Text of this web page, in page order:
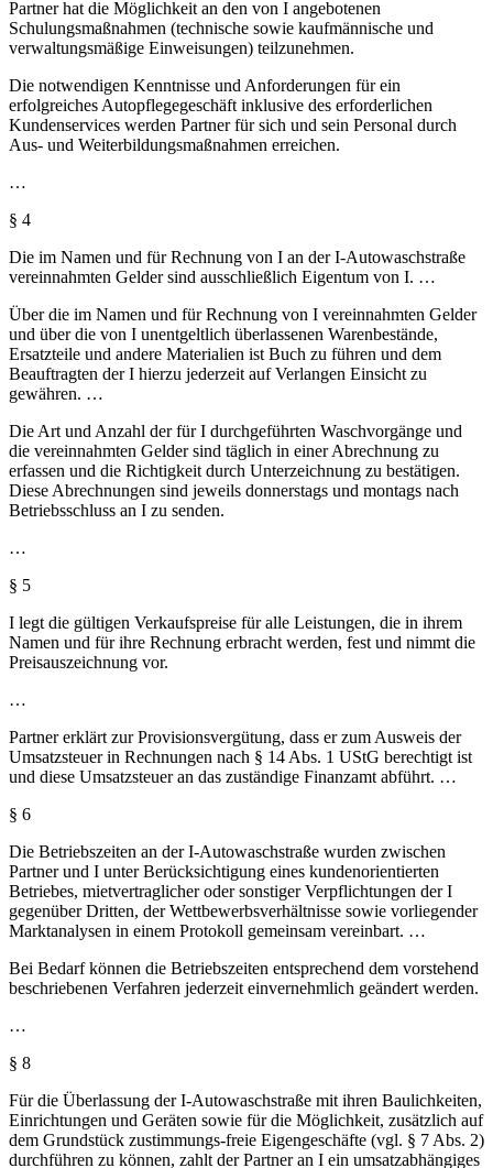
Partner hat die Möglichkeit an den von I angebotenen
Schulungsmaßnahmen (technische sowie kaufmännische und
verwaltungsmäßige Einweisungen) teilzunehmen.
Die notwendigen Kenntnisse und Anforderungen für ein
erfolgreiches Autopflegegeschäft inklusive des erforderlichen
Kundenservices werden Partner für sich und sein Personal durch
Aus- und Weiterbildungsmaßnahmen erreichen.
…
§ 4
Die im Namen und für Rechnung von I an der I-Autowaschstraße
vereinnahmten Gelder sind ausschließlich Eigentum von I. …
Über die im Namen und für Rechnung von I vereinnahmten Gelder
und über die von I unentgeltlich überlassenen Warenbestände,
Ersatzteile und andere Materialien ist Buch zu führen und dem
Beauftragten der I hierzu jederzeit auf Verlangen Einsicht zu
gewähren. …
Die Art und Anzahl der für I durchgeführten Waschvorgänge und
die vereinnahmten Gelder sind täglich in einer Abrechnung zu
erfassen und die Richtigkeit durch Unterzeichnung zu bestätigen.
Diese Abrechnungen sind jeweils donnerstags und montags nach
Betriebsschluss an I zu senden.
…
§ 5
I legt die gültigen Verkaufspreise für alle Leistungen, die in ihrem
Namen und für ihre Rechnung erbracht werden, fest und nimmt die
Preisauszeichnung vor.
…
Partner erklärt zur Provisionsvergütung, dass er zum Ausweis der
Umsatzsteuer in Rechnungen nach § 14 Abs. 1 UStG berechtigt ist
und diese Umsatzsteuer an das zuständige Finanzamt abführt. …
§ 6
Die Betriebszeiten an der I-Autowaschstraße wurden zwischen
Partner und I unter Berücksichtigung eines kundenorientierten
Betriebes, mietvertraglicher oder sonstiger Verpflichtungen der I
gegenüber Dritten, der Wettbewerbsverhältnisse sowie vorliegender
Marktanalysen in einem Protokoll gemeinsam vereinbart. …
Bei Bedarf können die Betriebszeiten entsprechend dem vorstehend
beschriebenen Verfahren jederzeit einvernehmlich geändert werden.
…
§ 8
Für die Überlassung der I-Autowaschstraße mit ihren Baulichkeiten,
Einrichtungen und Geräten sowie für die Möglichkeit, zusätzlich auf
dem Grundstück zustimmungs-freie Eigengeschäfte (vgl. § 7 Abs. 2)
durchführen zu können, zahlt der Partner an I ein umsatzabhängiges